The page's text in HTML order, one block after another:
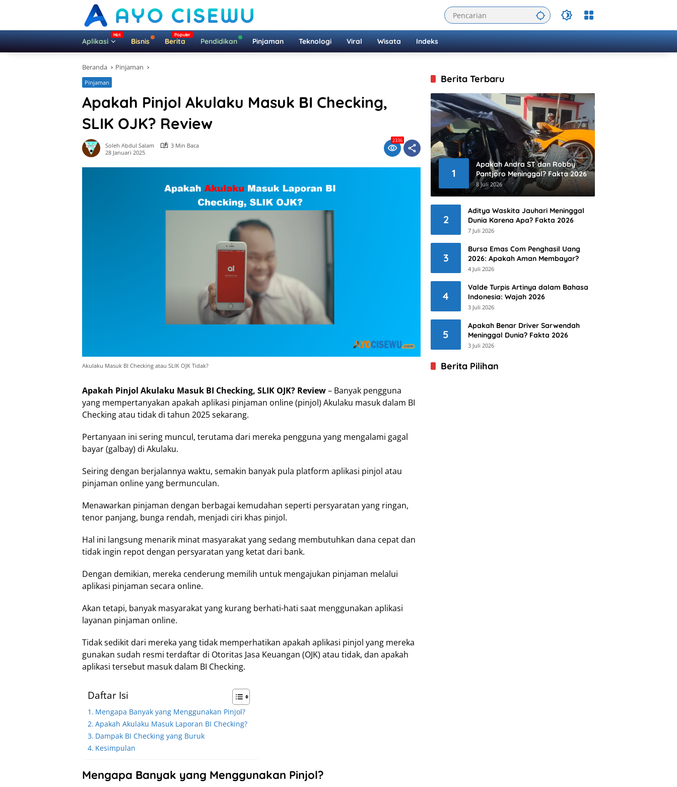
Aplikasi Bisnis Berita Pendidikan Pinjaman Teknologi Viral Wisata Indeks
Beranda Pinjaman
Pinjaman
Apakah Pinjol Akulaku Masuk BI Checking,
SLIK OJK? Review
Soleh Abdul Salam
3 Min Baca
28 Januari 2025
2336
Akulaku Masuk BI Checking atau SLIK OJK Tidak?
Apakah Pinjol Akulaku Masuk BI Checking, SLIK OJK? Review– Banyak pengguna
yang mempertanyakan apakah aplikasi pinjaman online (pinjol) Akulaku masuk dalam BI
Checking atau tidak di tahun 2025 sekarang.
Pertanyaan ini sering muncul, terutama dari mereka pengguna yang mengalami gagal
bayar (galbay) di Akulaku.
Seiring dengan berjalannya waktu, semakin banyak pula platform aplikasi pinjol atau
pinjaman online yang bermunculan.
Menawarkan pinjaman dengan berbagai kemudahan seperti persyaratan yang ringan,
tenor panjang, bunga rendah, menjadi ciri khas pinjol.
Hal ini langsung menarik minat masyarakat yang sedang membutuhkan dana cepat dan
tidak ingin repot dengan persyaratan yang ketat dari bank.
Dengan demikian, mereka cenderung memilih untuk mengajukan pinjaman melalui
aplikasi pinjaman secara online.
Akan tetapi, banyak masyarakat yang kurang berhati-hati saat menggunakan aplikasi
layanan pinjaman online.
Tidak sedikit dari mereka yang tidak memperhatikan apakah aplikasi pinjol yang mereka
gunakan sudah resmi terdaftar di Otoritas Jasa Keuangan (OJK) atau tidak, dan apakah
aplikasi tersebut masuk dalam BI Checking.
Daftar Isi
Mengapa Banyak yang Menggunakan Pinjol?
Apakah Akulaku Masuk Laporan BI Checking?
Dampak BI Checking yang Buruk
Kesimpulan
Mengapa Banyak yang Menggunakan Pinjol?
Berita Terbaru
1
Apakah Andra ST dan Robby
Pantjoro Meninggal? Fakta 2026
8 Juli 2026
2
Aditya Waskita Jauhari Meninggal
Dunia Karena Apa? Fakta 2026
7 Juli 2026
3
Bursa Emas Com Penghasil Uang
2026: Apakah Aman Membayar?
4 Juli 2026
4
Valde Turpis Artinya dalam Bahasa
Indonesia: Wajah 2026
3 Juli 2026
5
Apakah Benar Driver Sarwendah
Meninggal Dunia? Fakta 2026
3 Juli 2026
Berita Pilihan